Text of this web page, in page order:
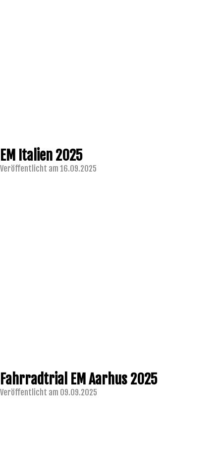
EM Italien 2025
Veröffentlicht am 16.09.2025
Fahrradtrial EM Aarhus 2025
Veröffentlicht am 09.09.2025